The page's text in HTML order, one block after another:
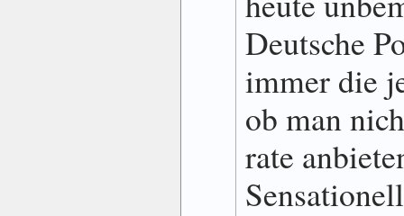
Deutsche
immer die
ob man
rate